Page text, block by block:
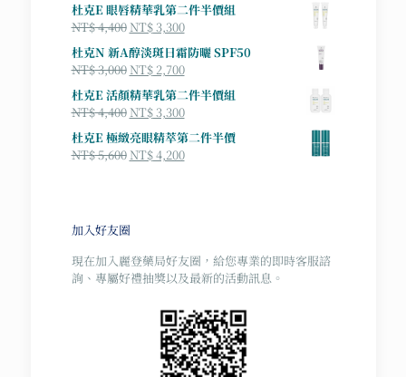
杜克E 眼唇精華乳第二件半價組
NT$4,400原
始
價
格：
NT$ 4,400。
NT$3,300目
前
價
格：
NT$ 3,300。
杜克N 新A醇淡斑日霜防曬 SPF50
NT$3,000原
始
價
格：
NT$ 3,000。
NT$2,700目
前
價
格：
NT$ 2,700。
杜克E 活顏精華乳第二件半價組
NT$4,400原
始
價
格：
NT$3,300目
前
價
格：
杜克E 極緻亮眼精萃第二件半價
NT$5,600原
NT$ 5,600。
NT$4,200目
加入好友圈
現在加入麗登藥局好友圈，給您專業的即時客服諮
詢、專屬好禮抽獎以及最新的活動訊息。